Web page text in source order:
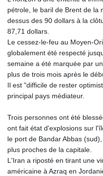
pétrole, le baril de Brent de la
dessus des 90 dollars à la
87,71 dollars.
Le cessez-le-feu au Moyen-
globalement été respecté
semaine a été marquée par
plus de trois mois après le
Il est "difficile de rester
principal pays médiateur.
Trois personnes ont été
ont fait état d'explosions sur
le port de Bandar Abbas
plus proches de la capitale.
L'Iran a riposté en tirant une
américaine à Azraq en